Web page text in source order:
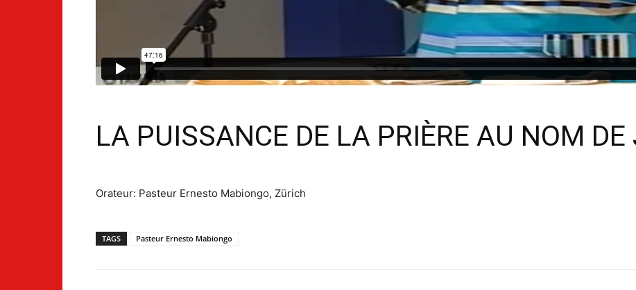
LA PUISSANCE DE LA PRIÈRE AU NOM
Orateur: Pasteur Ernesto Mabiongo, Zürich
TAGS Pasteur Ernesto Mabiongo